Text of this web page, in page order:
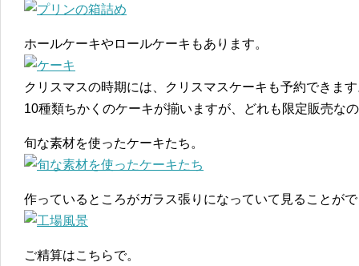
ホールケーキやロールケーキもあります。
クリスマスの時期には、クリスマスケーキも予約できま
10種類ちかくのケーキが揃いますが、どれも限定販売な
旬な素材を使ったケーキたち。
作っているところがガラス張りになっていて見ることが
ご精算はこちらで。